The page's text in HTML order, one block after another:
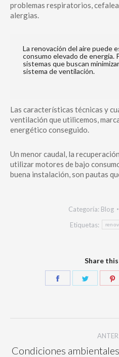
problemas respiratorios,
alergias.
La renovación del aire puede
consumo elevado de energía.
sistemas que buscan
sistema de ventilación.
Las características técnicas y
ventilación que utilicemos,
energético conseguido.
Un menor caudal, la
utilizar motores de bajo
buena instalación, son pautas
Categoría: Blog
Etiquetas:
Share
Condiciones